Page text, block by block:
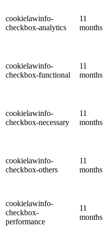
cookielawinfo-
checkbox-analytics
11
months
cookielawinfo-
checkbox-functional
11
months
cookielawinfo-
checkbox-necessary
11
months
cookielawinfo-
checkbox-others
11
months
cookielawinfo-
checkbox-
performance
11
months